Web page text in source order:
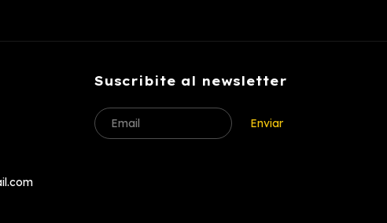
Suscribite al newsletter